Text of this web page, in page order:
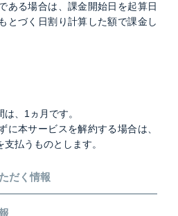
ある場合は、課金開始日を起算日
とづく日割り計算した額で課金し
、1ヵ月です。
に本サービスを解約する場合は、
払うものとします。
だく情報